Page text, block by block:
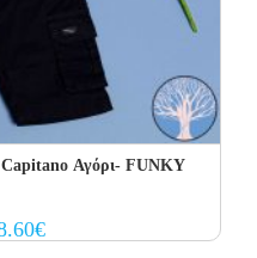
Αγόρι- FUNKY
€Current
price